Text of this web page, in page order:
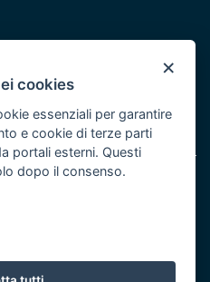
del POR Puglia 2014/2020 -
×
cookies
essenziali per garantire
e cookie di terze parti
portali esterni. Questi
dopo il consenso.